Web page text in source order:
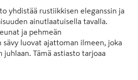
yhdistää rustiikkisen eleganssin ja
ainutlaatuisella tavalla.
ja pehmeän
sävy luovat ajattoman ilmeen, joka
juhlaan. Tämä astiasto tarjoaa